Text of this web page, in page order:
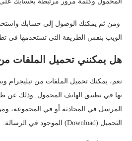
ومن ثم يمكنك الوصول إلى حسابك
الويب بنفس الطريقة التي تستخدمها في
هل يمكنني تحميل الملفات
نعم، يمكنك تحميل الملفات من تيليجرام
بها في تطبيق الهاتف المحمول. وذلك عن
المرسل في المحادثة أو في المجموعة،
التحميل (Download) الموجود في الرسالة.